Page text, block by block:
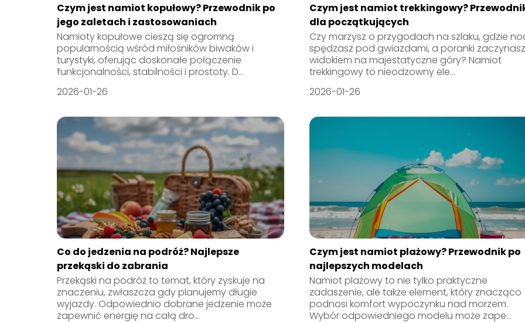
Czym jest namiot kopułowy? Przewodnik po
jego zaletach i zastosowaniach
Namioty kopułowe cieszą się ogromną
popularnością wśród miłośników biwaków i
turystyki, oferując doskonałe połączenie
funkcjonalności, stabilności i prostoty. D...
2026-01-26
Czym jest namiot trekkingowy?
dla początkujących
Czy marzysz o przygodach na szlaku, gdzie
spędzasz pod gwiazdami, a poranki
widokiem na majestatyczne góry? Namiot
trekkingowy to nieodzowny ele...
2026-01-26
Co do jedzenia na podróż? Najlepsze
przekąski do zabrania
Przekąski na podróż to temat, który zyskuje na
znaczeniu, zwłaszcza gdy planujemy długie
wyjazdy. Odpowiednio dobrane jedzenie może
zapewnić energię na całą dro...
Czym jest namiot plażowy? Przewodnik po
najlepszych modelach
Namiot plażowy to nie tylko praktyczne
zadaszenie, ale także element, który znacząco
podnosi komfort wypoczynku nad morzem.
Wybór odpowiedniego modelu może zape...